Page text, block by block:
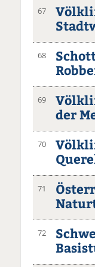
67
68
69
der
70
71
72